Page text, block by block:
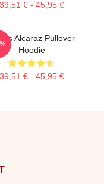
39,51 € - 45,95 €
Alcaraz Pullover
Hoodie
39,51 € - 45,95 €